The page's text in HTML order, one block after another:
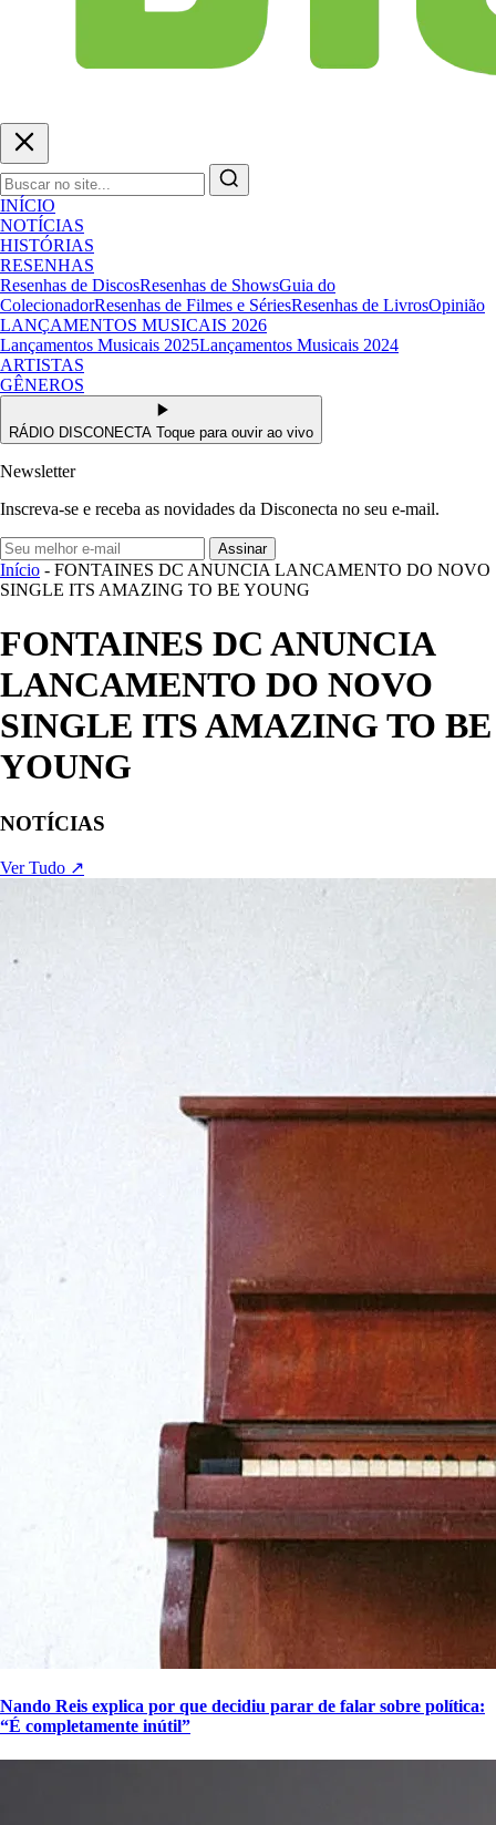
INÍCIO
NOTÍCIAS
HISTÓRIAS
RESENHAS
Resenhas de DiscosResenhas de ShowsGuia do
ColecionadorResenhas de Filmes e SériesResenhas de LivrosOpinião
LANÇAMENTOS MUSICAIS 2026
Lançamentos Musicais 2025Lançamentos Musicais 2024
ARTISTAS
GÊNEROS
RÁDIO DISCONECTA Toque para ouvir ao vivo
Newsletter
Inscreva-se e receba as novidades da Disconecta no seu e-mail.
Assinar
Início - FONTAINES DC ANUNCIA LANCAMENTO DO NOVO
SINGLE ITS AMAZING TO BE YOUNG
FONTAINES DC ANUNCIA
LANCAMENTO DO NOVO
SINGLE ITS AMAZING TO BE
YOUNG
NOTÍCIAS
Ver Tudo ↗
Nando Reis explica por que decidiu parar de falar sobre política:
“É completamente inútil”